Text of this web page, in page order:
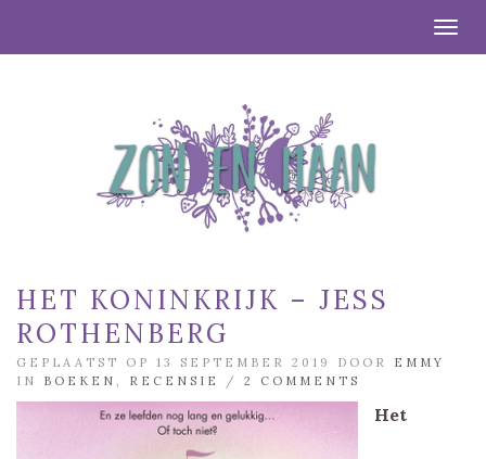
HET KONINKRIJK – JESS
ROTHENBERG
GEPLAATST OP 13 SEPTEMBER 2019 DOOR EMMY
IN BOEKEN RECENSIE / 2 COMMENTS
Het